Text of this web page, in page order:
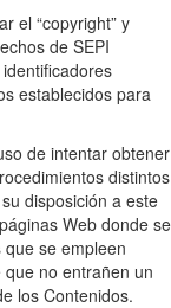
el “copyright” y
de SEPI
establecidos para
de intentar obtener
distintos
disposición a este
Web donde se
se empleen
no entrañen un
los Contenidos.